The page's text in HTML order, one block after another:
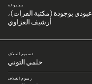
مجموعة
عبودي بوجودة (مكتبة الفرات)،
أرشيف العزاوي
تصميم الغلاف
حلمي التوني
رسوم الغلاف